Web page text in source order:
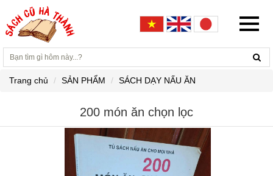
Trang chủ SẢN PHẨM SÁCH DẠY NẤU ĂN
200 món ăn chọn lọc